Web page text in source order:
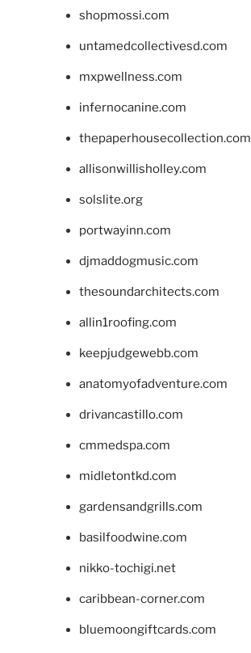
shopmossi.com
untamedcollectivesd.com
mxpwellness.com
infernocanine.com
thepaperhousecollection.com
allisonwillisholley.com
solslite.org
portwayinn.com
djmaddogmusic.com
thesoundarchitects.com
allin1roofing.com
keepjudgewebb.com
anatomyofadventure.com
drivancastillo.com
cmmedspa.com
midletontkd.com
gardensandgrills.com
basilfoodwine.com
nikko-tochigi.net
caribbean-corner.com
bluemoongiftcards.com